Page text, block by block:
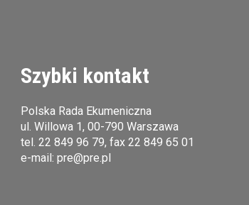
Szybki kontakt
Polska Rada Ekumeniczna
ul. Willowa 1, 00-790 Warszawa
tel.22 849 96 79, fax 22 849 65 01
e-mail:pre@pre.pl